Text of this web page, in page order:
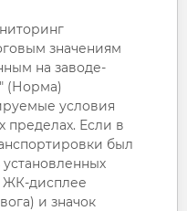
значениям
на заводе-
(Норма)
условия
пределах. Если в
был
ЖК-дисплее
и значок